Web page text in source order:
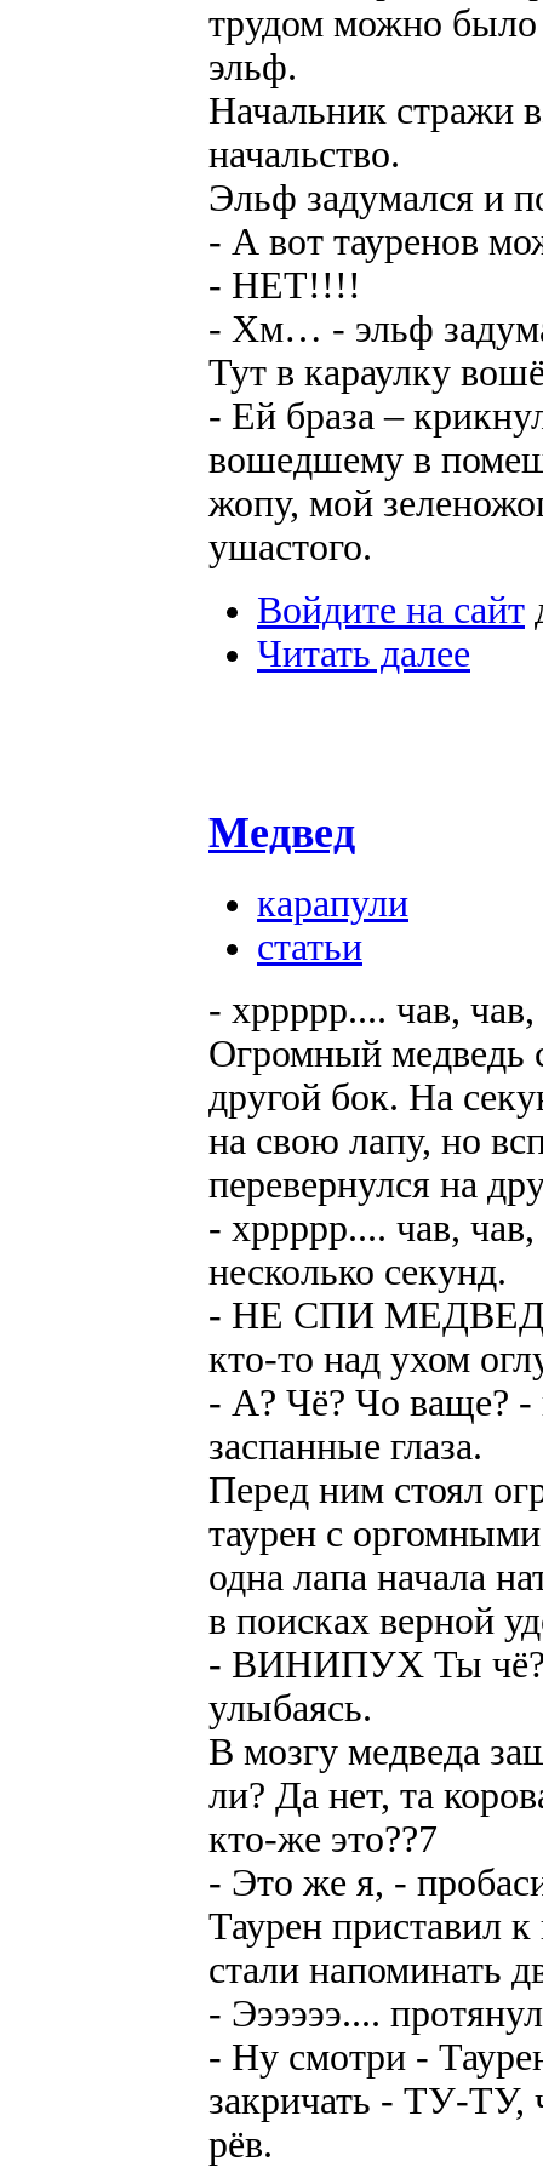
трудом можно было
эльф.
Начальник стражи
начальство.
Эльф задумался и
- А вот тауренов
- НЕТ!!!!
- Хм… - эльф
Тут в караулку
- Ей браза –
вошедшему в
жопу, мой
ушастого.
Войдите на сайт
Читать далее
Медвед
карапули
статьи
- хррррр.... чав,
Огромный медведь
другой бок. На
на свою лапу, но
перевернулся на
- хррррр.... чав,
несколько секунд.
- НЕ СПИ
кто-то над ухом
- А? Чё? Чо ваще? -
заспанные глаза.
Перед ним стоял
таурен с
одна лапа начала
в поисках верной
- ВИНИПУХ Ты чё?
улыбаясь.
В мозгу медведа
ли? Да нет, та
кто-же это??7
- Это же я, -
Таурен приставил
стали напоминать
- Ээээээ....
- Ну смотри -
закричать - ТУ-ТУ,
рёв.